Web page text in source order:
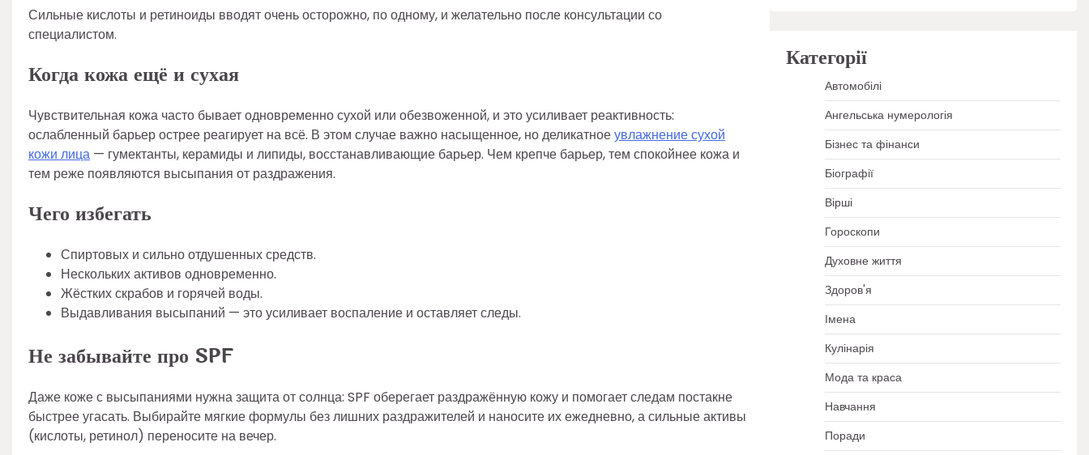
Сильные кислоты и ретиноиды вводят очень осторожно, по одному, и желательно после консультации со
специалистом.
Когда кожа ещё и сухая
Чувствительная кожа часто бывает одновременно сухой или обезвоженной, и это усиливает реактивность:
ослабленный барьер острее реагирует на всё. В этом случае важно насыщенное, но деликатноеувлажнение сухой
кожи лица — гумектанты, керамиды и липиды, восстанавливающие барьер. Чем крепче барьер, тем спокойнее кожа и
тем реже появляются высыпания от раздражения.
Чего избегать
Спиртовых и сильно отдушенных средств.
Нескольких активов одновременно.
Жёстких скрабов и горячей воды.
Выдавливания высыпаний — это усиливает воспаление и оставляет следы.
Не забывайте про SPF
Даже коже с высыпаниями нужна защита от солнца: SPF оберегает раздражённую кожу и помогает следам постакне
быстрее угасать. Выбирайте мягкие формулы без лишних раздражителей и наносите их ежедневно, а сильные активы
(кислоты, ретинол) переносите на вечер.
Категорії
Автомобілі
Ангельська нумерологія
Бізнес та фінанси
Біографії
Вірші
Гороскопи
Духовне життя
Здоров'я
Імена
Кулінарія
Мода та краса
Навчання
Поради